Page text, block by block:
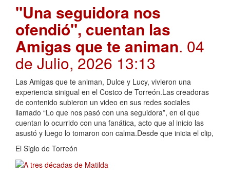
"Una seguidora nos
ofendió", cuentan las
Amigas que te animan. 04
de Julio, 2026 13:13
Las Amigas que te animan, Dulce y Lucy, vivieron una
experiencia sinigual en el Costco de Torreón.Las creadoras
de contenido subieron un video en sus redes sociales
llamado “Lo que nos pasó con una seguidora”, en el que
cuentan lo ocurrido con una fanática, acto que al inicio las
asustó y luego lo tomaron con calma.Desde que inicia el clip,
El Siglo de Torreón